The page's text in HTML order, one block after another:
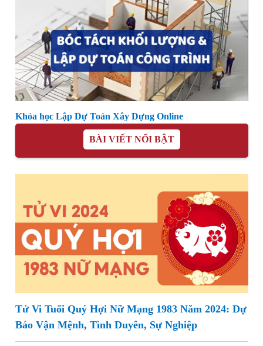
Khóa học Lập Dự Toán Xây Dựng Online
BÀI VIẾT NỔI BẬT
Tử Vi Tuổi Quý Hợi Nữ Mạng 1983 Năm 2024: Dự
Báo Vận Mệnh, Tình Duyên, Sự Nghiệp